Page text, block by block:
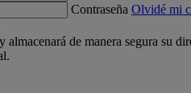
Contraseña Olvidé mi
almacenará de manera segura su